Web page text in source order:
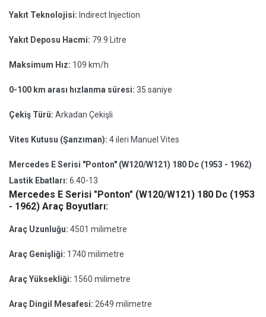
Yakıt Teknolojisi: Indirect Injection
Yakıt Deposu Hacmi: 79.9 Litre
Maksimum Hız: 109 km/h
0-100 km arası hızlanma süresi: 35 saniye
Çekiş Türü: Arkadan Çekişli
Vites Kutusu (Şanzıman): 4 ileri Manuel Vites
Mercedes E Serisi "Ponton" (W120/W121) 180 Dc (1953 - 1962)
Lastik Ebatları: 6.40-13
Mercedes E Serisi "Ponton" (W120/W121) 180 Dc (1953
- 1962) Araç Boyutları:
Araç Uzunluğu: 4501 milimetre
Araç Genişliği: 1740 milimetre
Araç Yüksekliği: 1560 milimetre
Araç Dingil Mesafesi: 2649 milimetre